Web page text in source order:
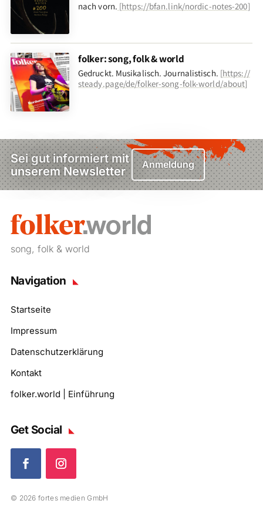
nach vorn. [https://bfan.link/nordic-notes-200]
folker: song, folk & world
Gedruckt. Musikalisch. Journalistisch. [https://
steady.page/de/folker-song-folk-world/about]
Sei gut informiert mit
unserem Newsletter
Anmeldung
song, folk & world
Navigation
Startseite
Impressum
Datenschutzerklärung
Kontakt
folker.world | Einführung
Get Social
© 2026 fortes medien GmbH